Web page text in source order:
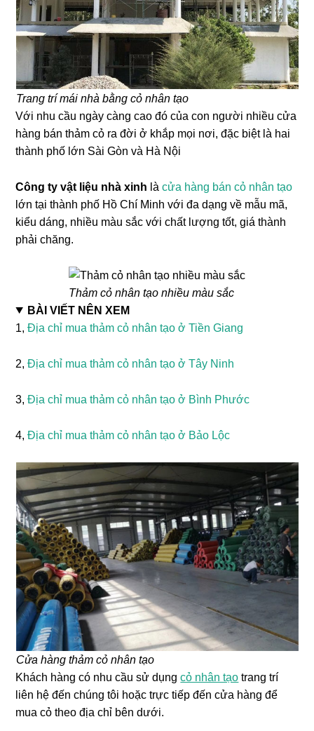
Trang trí mái nhà bằng cỏ nhân tạo
Với nhu cầu ngày càng cao đó của con người nhiều cửa
hàng bán thảm cỏ ra đời ở khắp mọi nơi, đặc biệt là hai
thành phố lớn Sài Gòn và Hà Nội
Công ty vật liệu nhà xinh làcửa hàng bán cỏ nhân tạo
lớn tại thành phố Hồ Chí Minh với đa dạng về mẫu mã,
kiểu dáng, nhiều màu sắc với chất lượng tốt, giá thành
phải chăng.
Thảm cỏ nhân tạo nhiều màu sắc
BÀI VIẾT NÊN XEM
1,Địa chỉ mua thảm cỏ nhân tạo ở Tiền Giang
2,Địa chỉ mua thảm cỏ nhân tạo ở Tây Ninh
3,Địa chỉ mua thảm cỏ nhân tạo ở Bình Phước
4, Địa chỉ mua thảm cỏ nhân tạo ở Bảo Lộc
Cửa hàng thảm cỏ nhân tạo
Khách hàng có nhu cầu sử dụngcỏ nhân tạo trang trí
liên hệ đến chúng tôi hoặc trực tiếp đến cửa hàng để
mua cỏ theo địa chỉ bên dưới.